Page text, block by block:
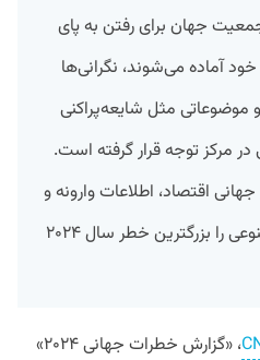
جهان برای رفتن به پای
آماده می‌شوند، نگرانی‌ها
مثل شایعه‌پراکنی
مرکز توجه قرار گرفته است.
اقتصاد، اطلاعات وارونه و
شایعات مبتنی بر هوش مصنوعی را بزرگترین خطر سال ۲۰۲۴
، «گزارش خطرات جهانی ۲۰۲۴»